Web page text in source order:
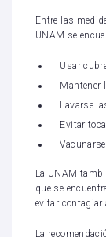
Entre las
UNAM se
Usar
Mantener
Lavarse
Evitar
Vacunarse
La UNAM
que se
evitar contagiar
La